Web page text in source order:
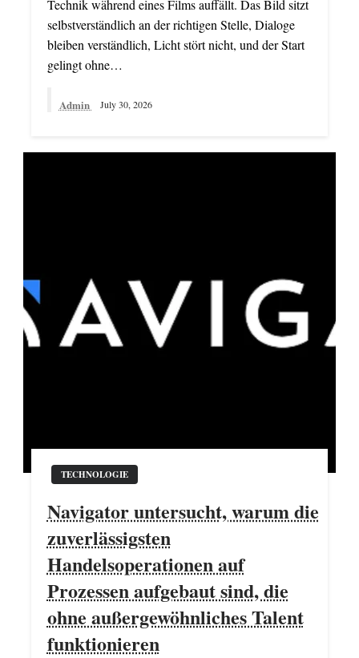
Technik während eines Films auffällt. Das Bild sitzt
selbstverständlich an der richtigen Stelle, Dialoge
bleiben verständlich, Licht stört nicht, und der Start
gelingt ohne…
Admin July 30, 2026
TECHNOLOGIE
Navigator untersucht, warum die
zuverlässigsten
Handelsoperationen auf
Prozessen aufgebaut sind, die
ohne außergewöhnliches Talent
funktionieren